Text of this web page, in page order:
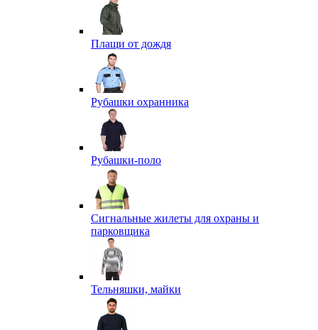
Плащи от дождя
Рубашки охранника
Рубашки-поло
Сигнальные жилеты для охраны и
парковщика
Тельняшки, майки